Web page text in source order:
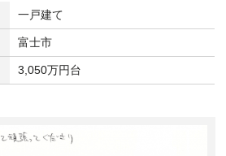
一戸建て
富士市
3,050万円台